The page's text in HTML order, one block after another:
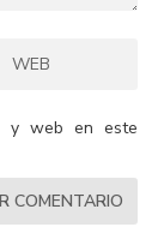
y web en este